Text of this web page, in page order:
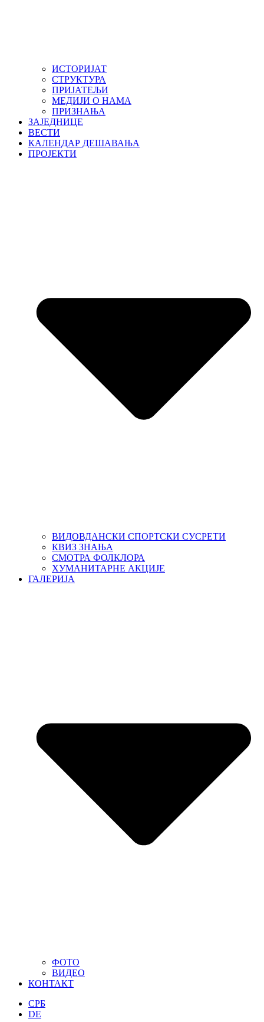
ИСТОРИЈАТ
СТРУКТУРА
ПРИЈАТЕЉИ
МЕДИЈИ О НАМА
ПРИЗНАЊА
ЗАЈЕДНИЦЕ
ВЕСТИ
КАЛЕНДАР ДЕШАВАЊА
ПРОЈЕКТИ
ВИДОВДАНСКИ СПОРТСКИ СУСРЕТИ
КВИЗ ЗНАЊА
СМОТРА ФОЛКЛОРА
ХУМАНИТАРНЕ АКЦИЈЕ
ГАЛЕРИЈА
ФОТО
ВИДЕО
КОНТАКТ
СРБ
DE